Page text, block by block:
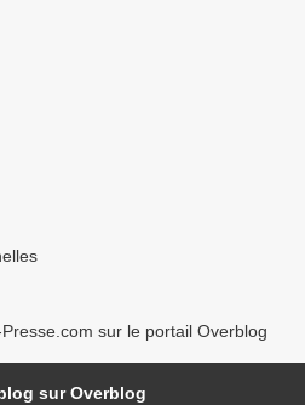
sur le portail Overblog
sur Overblog